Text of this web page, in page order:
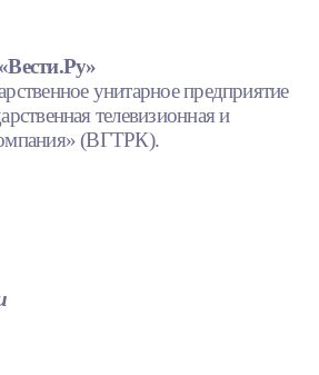
унитарное предприятие
телевизионная и
(ВГТРК).